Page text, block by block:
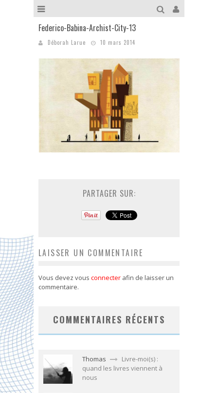
Federico-Babina-Archist-City-13
Déborah Larue 10 mars 2014
PARTAGER SUR:
LAISSER UN COMMENTAIRE
Vous devez vous connecter afin de laisser un
commentaire.
COMMENTAIRES RÉCENTS
Thomas
Livre-moi(s) :
quand les livres viennent à
nous